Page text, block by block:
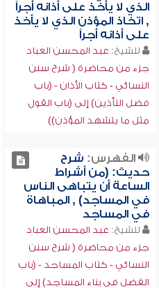
الذي لا يأخذ على أذانه أجراً
, اتخاذ المؤذن الذي لا يأخذ
على أذانه أجراً
للشيخ: عبد المحسن العباد
جزء من محاضرة ( شرح سنن
النسائي - كتاب الأذان - (باب
فضل التأذين) إلى (باب القول
مثل ما يتشهد المؤذن))
الفهرس: شرح
حديث: (من أشراط
الساعة أن يتباهى الناس
في المساجد) , المباهاة
في المساجد
للشيخ: عبد المحسن العباد
جزء من محاضرة ( شرح سنن
النسائي - كتاب المساجد - (باب
الفضل في بناء المساجد) إلى